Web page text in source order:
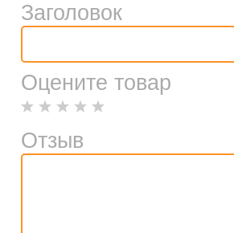
Заголовок
Оцените товар
Отзыв